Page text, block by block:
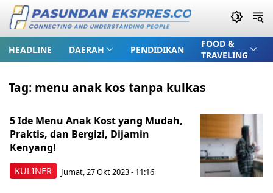
HEADLINE DAERAH PENDIDIKAN
FOOD &
TRAVELING
Tag: menu anak kos tanpa kulkas
KULINER
5 Ide Menu Anak Kost yang Mudah,
Praktis, dan Bergizi, Dijamin
Kenyang!
Jumat, 27 Okt 2023 - 11:16